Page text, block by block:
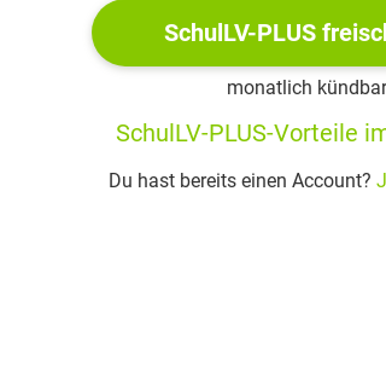
SchulLV-PLUS
monatlich kündbar
SchulLV-PLUS-Vorteile
Du hast bereits einen Account?